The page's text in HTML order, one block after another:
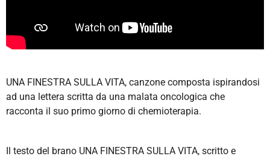
UNA FINESTRA SULLA VITA, canzone composta ispirandosi
ad una lettera scritta da una malata oncologica che
racconta il suo primo giorno di chemioterapia.
Il testo del brano UNA FINESTRA SULLA VITA, scritto e